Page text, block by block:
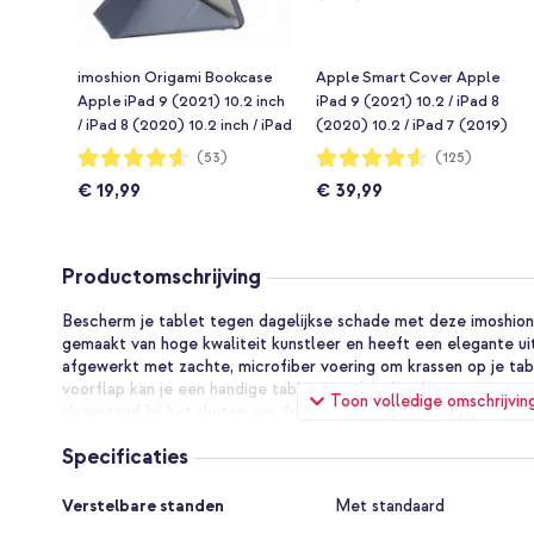
imoshion Origami Bookcase
Apple iPad 9 (2021) 10.2 inch
/ iPad 8 (2020) 10.2 inch / iPad
7 (2019) 10.2 inch - Lavender
Waardering:
92%
(53)
€ 19,99
Apple Smart Cover Apple
iPad 9 (2021) 10.2 / iPad 8
(2020) 10.2 / iPad 7 (2019)
10.2 / Air 3 (2019) / Pro 10.5
(2017) - Lavender
Waardering:
91%
(125)
€ 39,99
Productomschrijving
Toon volledige
Bescherm je tablet tegen dagelijkse schade met deze
gemaakt van hoge kwaliteit kunstleer en heeft een elegante
afgewerkt met zachte, microfiber voering om krassen op je
voorflap kan je een handige tablet standaard maken voor
slaapstand bij het sluiten van de hoes en ontwaakt hij bij het
Strak design van hoge kwaliteit kunstleer
De imoshion Trifold Bookcase is gemaakt van hoge kwaliteit
slank en licht van gewicht, waardoor jouw tablet zijn compacte
Specificaties
Specificaties
Verstelbare standen
Met standaard